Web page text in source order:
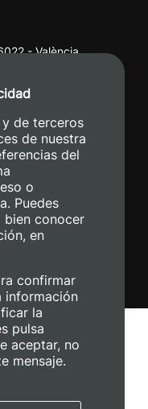
- València
50
de terceros
de nuestra
del
o
Puedes
bien conocer
en
confirmar
información
la
pulsa
aceptar, no
mensaje.